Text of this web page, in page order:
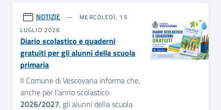
NOTIZIE
MERCOLEDÌ, 15
LUGLIO 2026
Diario scolastico e quaderni
gratuiti per gli alunni della scuola
primaria
Il Comune di Vescovana informa che,
anche per l'anno scolastico
2026/2027, gli alunni della scuola